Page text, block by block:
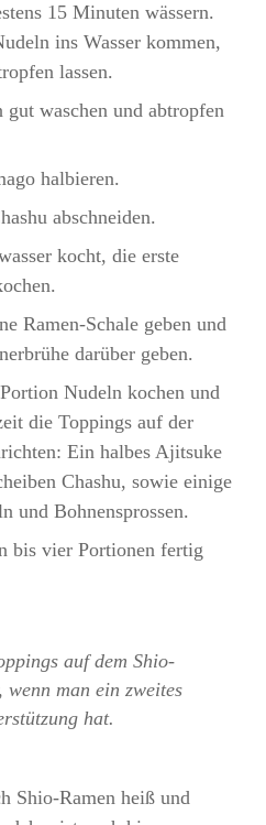
15 Minuten wässern.
ins Wasser kommen,
lassen.
gut waschen und abtropfen
halbieren.
abschneiden.
kocht, die erste
Ramen-Schale geben und
darüber geben.
Nudeln kochen und
die Toppings auf der
Ein halbes Ajitsuke
Chashu, sowie einige
und Bohnensprossen.
bis vier Portionen fertig
auf dem Shio-
wenn man ein zweites
hat.
Shio-Ramen heiß und